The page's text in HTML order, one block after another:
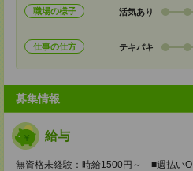
職場の様子 活気あり
仕事の仕方 テキパキ
募集情報
給与
無資格未経験：時給1500円～ ■週払